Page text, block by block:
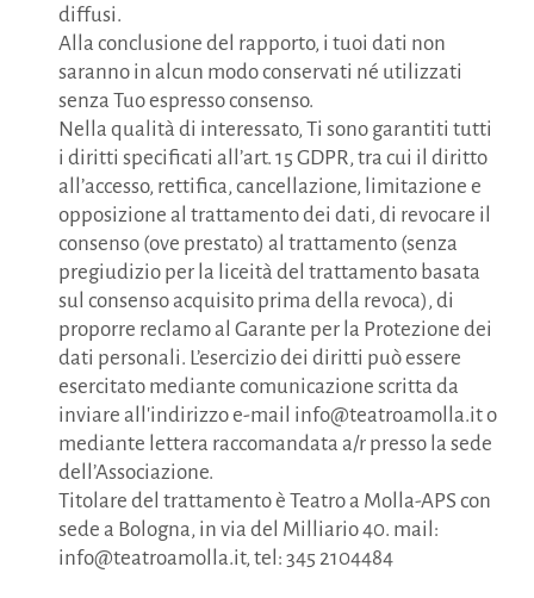
diffusi.
Alla conclusione del rapporto, i tuoi dati non
saranno in alcun modo conservati né utilizzati
senza Tuo espresso consenso.
Nella qualità di interessato, Ti sono garantiti tutti
i diritti specificati all’art. 15 GDPR, tra cui il diritto
all’accesso, rettifica, cancellazione, limitazione e
opposizione al trattamento dei dati, di revocare il
consenso (ove prestato) al trattamento (senza
pregiudizio per la liceità del trattamento basata
sul consenso acquisito prima della revoca), di
proporre reclamo al Garante per la Protezione dei
dati personali. L’esercizio dei diritti può essere
esercitato mediante comunicazione scritta da
inviare all'indirizzo e-mail info@teatroamolla.it o
mediante lettera raccomandata a/r presso la sede
dell’Associazione.
Titolare del trattamento è Teatro a Molla-APS con
sede a Bologna, in via del Milliario 40. mail:
info@teatroamolla.it, tel: 345 2104484